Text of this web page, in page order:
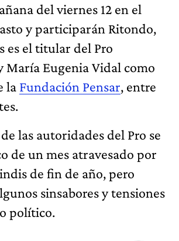
del viernes 12 en el
y participarán Ritondo,
es el titular del Pro
María Eugenia Vidal como
la Fundación Pensar, entre
las autoridades del Pro se
de un mes atravesado por
de fin de año, pero
sinsabores y tensiones
político.